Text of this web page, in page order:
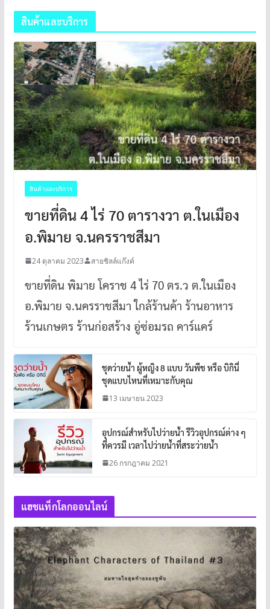
สินค้าและบริการ
สินค้าและบริการ
ขายที่ดิน 4 ไร่ 70 ตารางวา ต.ในเมือง
อ.พิมาย จ.นครราชสีมา
24 ตุลาคม 2023 สายชิลล์แก๊งค์
ขายที่ดิน พิมาย โคราช 4 ไร่ 70 ตร.ว ต.ในเมือง
อ.พิมาย จ.นครราชสีมา ใกล้ร้านค้า ร้านอาหาร
ร้านเกษตร ร้านก่อสร้าง อู่ซ่อมรถ คาร์แคร์
ชุดว่ายน้ำ ผู้หญิง 8 แบบ วันพีช หรือ บิกินี่
ชุดแบบไหนที่เหมาะกับคุณ
13 เมษายน 2023
อุปกรณ์สำหรับไปว่ายน้ำ รีวิวอุปกรณ์ต่าง ๆ
ที่ควรมี เวลาไปว่ายน้ำที่สระว่ายน้ำ
26 กรกฎาคม 2021
แฮชแท็กโลกออนไลน์